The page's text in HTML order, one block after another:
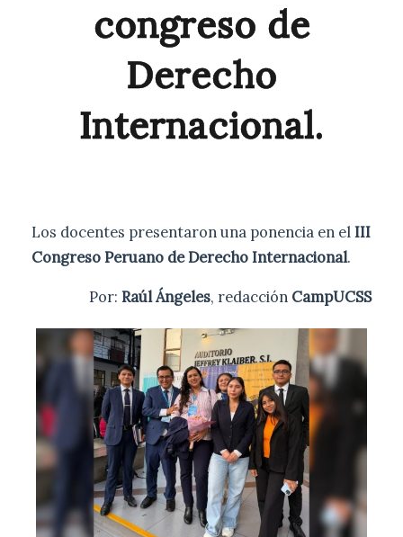
congreso de
Derecho
Internacional.
Los docentes presentaron una ponencia en elIII
Congreso Peruano de Derecho Internacional.
Por: Raúl Ángeles, redacción CampUCSS